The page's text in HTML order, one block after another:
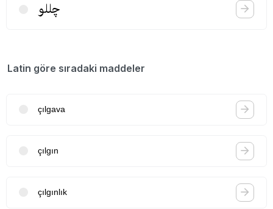
چللو
Latin göre sıradaki maddeler
çılgava
çılgın
çılgınlık